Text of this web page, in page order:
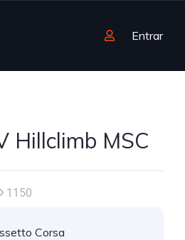
Entrar
Hillclimb MSC
1150
Corsa